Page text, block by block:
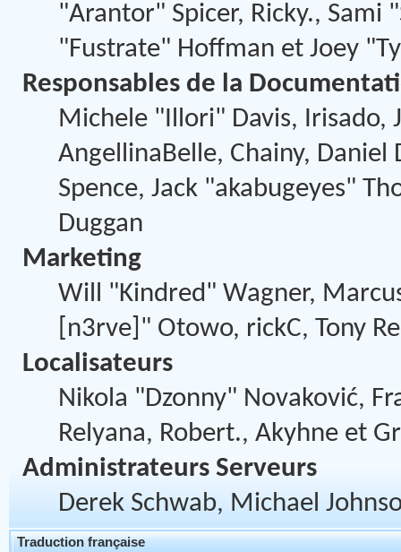
"Arantor" Spicer, Ricky., Sami
"Fustrate" Hoffman et Joey
Responsables de la
Michele "Illori" Davis, Irisado,
AngellinaBelle, Chainy,
Spence, Jack "akabugeyes"
Duggan
Marketing
Will "Kindred" Wagner,
[n3rve]" Otowo, rickC, Tony
Localisateurs
Nikola "Dzonny" Novaković,
Relyana, Robert., Akyhne et
Administrateurs Serveurs
Derek Schwab, Michael
Traduction française